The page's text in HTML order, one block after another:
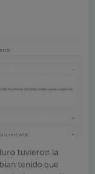
tuvieron la
tenido que